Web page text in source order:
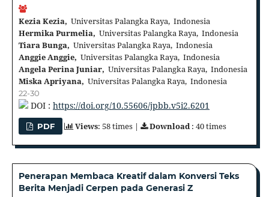
Kezia Kezia, Universitas Palangka Raya, Indonesia
Hermika Purmelia, Universitas Palangka Raya, Indonesia
Tiara Bunga, Universitas Palangka Raya, Indonesia
Anggie Anggie, Universitas Palangka Raya, Indonesia
Angela Perina Juniar, Universitas Palangka Raya, Indonesia
Miska Apriyana, Universitas Palangka Raya, Indonesia
22-30
DOI : https://doi.org/10.55606/jpbb.v5i2.6201
PDF Views: 58 times | Download: 40 times
Penerapan Membaca Kreatif dalam Konversi Teks
Berita Menjadi Cerpen pada Generasi Z